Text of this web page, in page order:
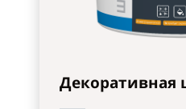
Декоративная